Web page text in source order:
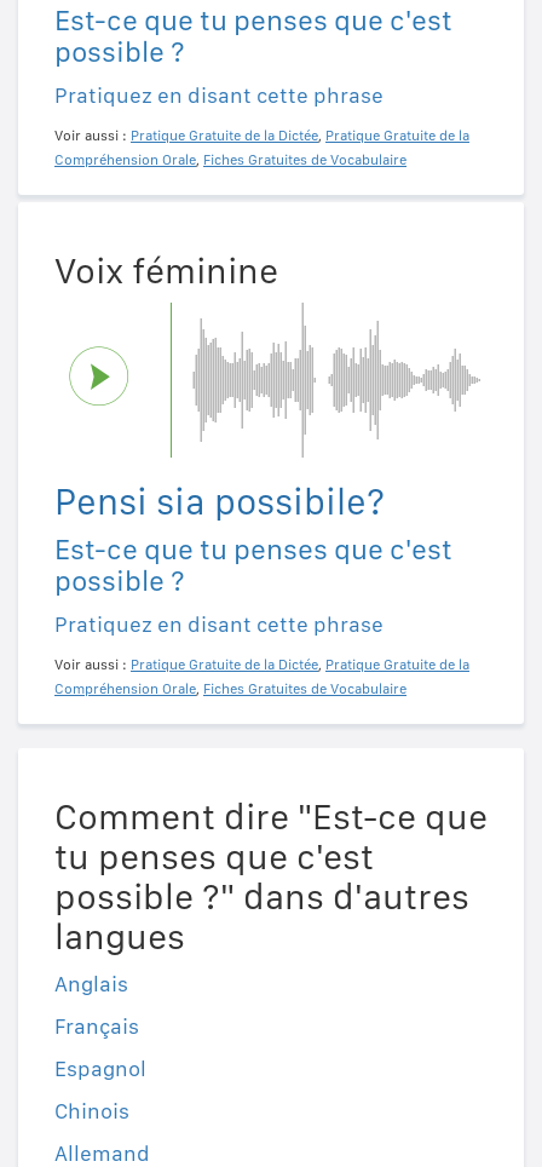
Est-ce que tu penses que c'est
possible ?
Pratiquez en disant cette phrase
Voir aussi : Pratique Gratuite de la Dictée, Pratique Gratuite de la
Compréhension Orale, Fiches Gratuites de Vocabulaire
Voix féminine
Pensi sia possibile?
Est-ce que tu penses que c'est
possible ?
Pratiquez en disant cette phrase
Voir aussi : Pratique Gratuite de la Dictée, Pratique Gratuite de la
Compréhension Orale, Fiches Gratuites de Vocabulaire
Comment dire "Est-ce que
tu penses que c'est
possible ?" dans d'autres
langues
Anglais
Français
Espagnol
Chinois
Allemand